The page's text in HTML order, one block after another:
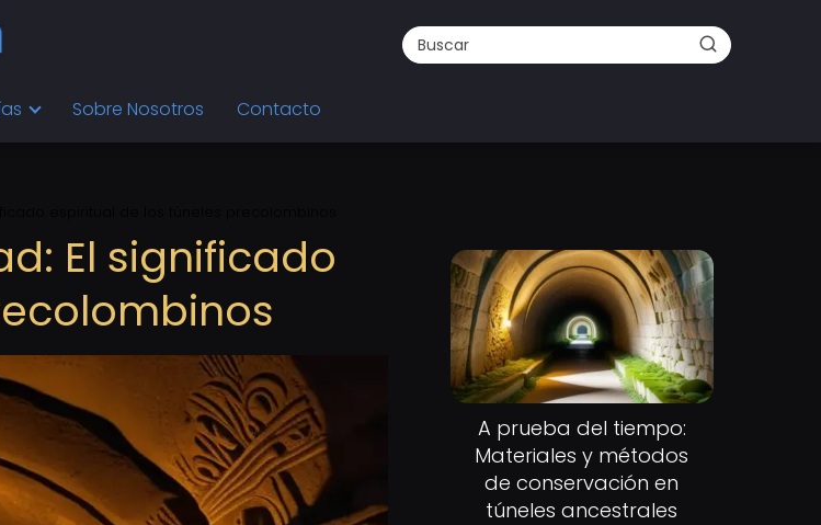
Sobre Nosotros Contacto
El significado
A prueba del tiempo:
Materiales y métodos
de conservación en
túneles ancestrales